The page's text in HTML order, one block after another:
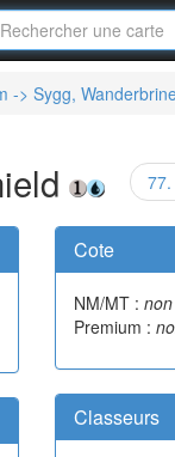
-> Sygg,
Cote
NM/MT :
Premium :
Classeurs